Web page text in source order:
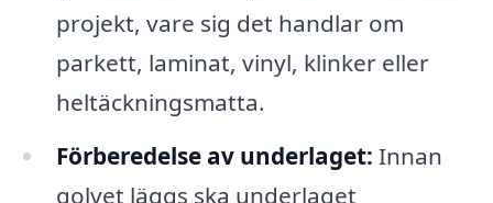
projekt, vare sig det handlar om
parkett, laminat, vinyl, klinker eller
heltäckningsmatta.
Förberedelse av underlaget: Innan
golvet läggs ska underlaget